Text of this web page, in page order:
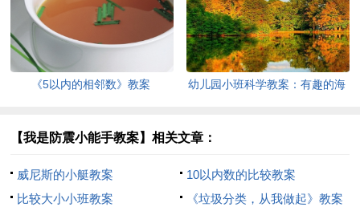
《5以内的相邻数》教案
幼儿园小班科学教案：有趣的海
【我是防震小能手教案】相关文章：
威尼斯的小艇教案
10以内数的比较教案
比较大小小班教案
《垃圾分类，从我做起》教案